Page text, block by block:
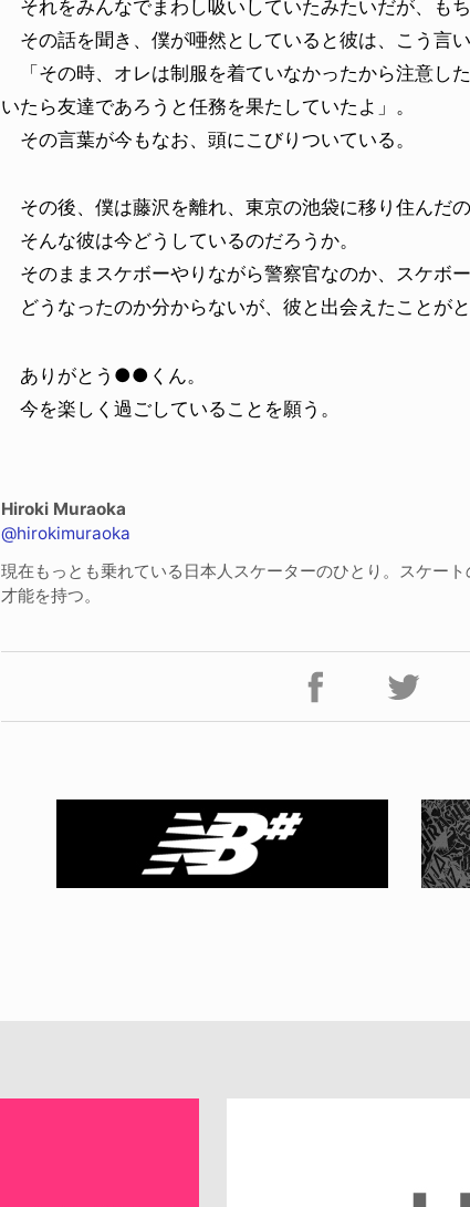
それをみんなでまわし吸いしていたみたいだが、も
その話を聞き、僕が唖然としていると彼は、こう言い
「その時、オレは制服を着ていなかったから注意し
いたら友達であろうと任務を果たしていたよ」。
その言葉が今もなお、頭にこびりついている。
その後、僕は藤沢を離れ、東京の池袋に移り住んだの
そんな彼は今どうしているのだろうか。
そのままスケボーやりながら警察官なのか、スケボ
どうなったのか分からないが、彼と出会えたことがと
ありがとう●●くん。
今を楽しく過ごしていることを願う。
Hiroki Muraoka
@hirokimuraoka
現在もっとも乗れている日本人スケーターのひとり。スケー
才能を持つ。